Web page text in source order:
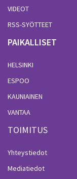
VIDEOT
RSS-SYÖTTEET
PAIKALLISET
HELSINKI
ESPOO
KAUNIAINEN
VANTAA
TOIMITUS
Yhteystiedot
Mediatiedot